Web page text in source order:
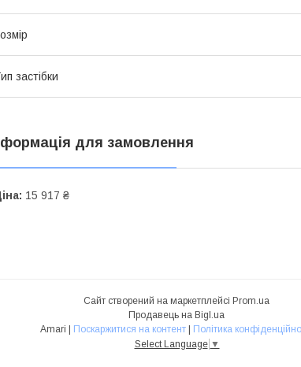
застібки
для замовлення
15 917 ₴
Сайт створений на маркетплейсі Prom.ua
Продавець на Bigl.ua
Поскаржитися на контент
Політика
Select Language ▼